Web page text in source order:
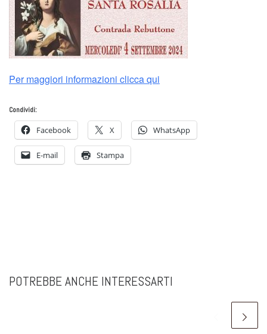
Per maggiori informazioni clicca qui
Condividi:
Facebook X WhatsApp
E-mail Stampa
POTREBBE ANCHE INTERESSARTI